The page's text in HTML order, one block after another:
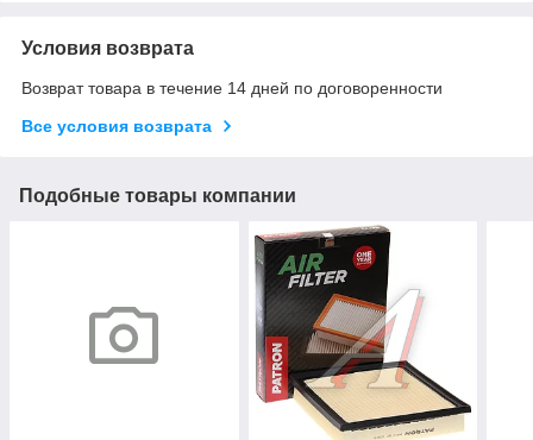
Условия возврата
Возврат товара в течение 14 дней по договоренности
Все условия возврата
Подобные товары компании